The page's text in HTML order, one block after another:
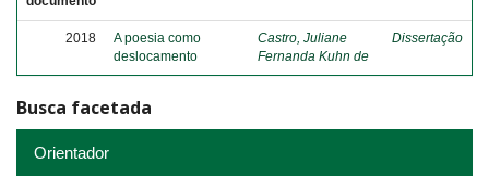
2018
A poesia como
deslocamento
Castro, Juliane
Fernanda Kuhn de
Dissertação
Busca facetada
Orientador